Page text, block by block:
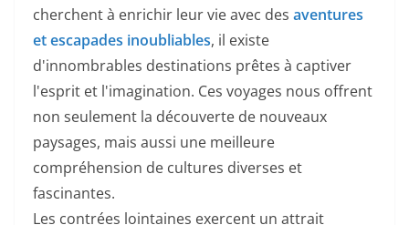
cherchent à enrichir leur vie avec des aventures
et escapades inoubliables, il existe
d'innombrables destinations prêtes à captiver
l'esprit et l'imagination. Ces voyages nous offrent
non seulement la découverte de nouveaux
paysages, mais aussi une meilleure
compréhension de cultures diverses et
fascinantes.
Les contrées lointaines exercent un attrait